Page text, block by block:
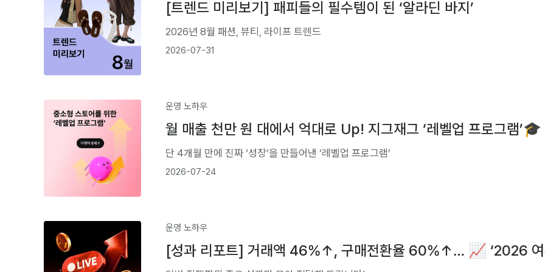
[트렌드 미리보기] 패피들의 필수템이 된 ‘알라딘 바지’
2026년 8월 패션, 뷰티, 라이프 트렌드
2026-07-31
운영 노하우
월 매출 천만 원 대에서 억대로 Up! 지그재그 ‘레벨업 프로그램’🎓
단 4개월 만에 진짜 ‘성장’을 만들어낸 ‘레벨업 프로그램’
2026-07-24
운영 노하우
[성과 리포트] 거래액 46%↑, 구매전환율 60%↑… 📈 ‘2026 여